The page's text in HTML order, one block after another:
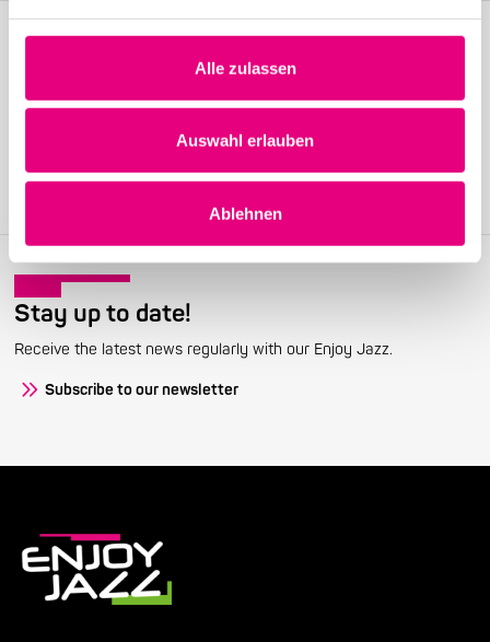
Alle zulassen
Auswahl erlauben
Ablehnen
Become a friend!
Join the Enjoy Jazz and receive exclusive information about the
Stay up to date!
Receive the latest news regularly with our Enjoy Jazz.
Subscribe to our newsletter